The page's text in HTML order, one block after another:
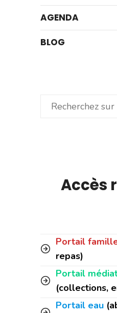
AGENDA
BLOG
Rechercher
Accès
Portail
repas)
Portail
(collections,
Portail eau